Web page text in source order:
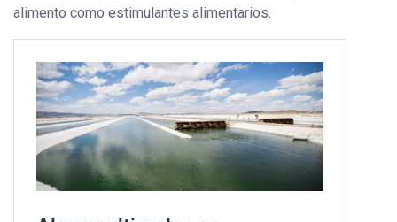
alimento como estimulantes alimentarios.